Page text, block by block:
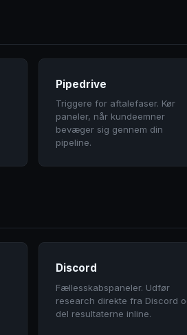
Pipedrive
Triggere for aftalefaser. Kør
paneler, når kundeemner
bevæger sig gennem din
pipeline.
Discord
Fællesskabspaneler. Udfør
research direkte fra Discord
del resultaterne inline.